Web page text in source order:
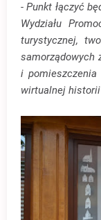
- Punkt łączyć
Wydziału
turystycznej,
samorządowych
i
wirtualnej